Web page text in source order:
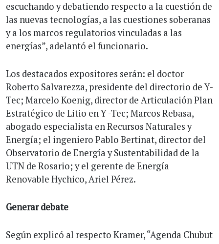
escuchando y debatiendo respecto a la cuestión de
las nuevas tecnologías, a las cuestiones soberanas
y a los marcos regulatorios vinculadas a las
energías”, adelantó el funcionario.
Los destacados expositores serán: el doctor
Roberto Salvarezza, presidente del directorio de Y-
Tec; Marcelo Koenig, director de Articulación Plan
Estratégico de Litio en Y -Tec; Marcos Rebasa,
abogado especialista en Recursos Naturales y
Energía; el ingeniero Pablo Bertinat, director del
Observatorio de Energía y Sustentabilidad de la
UTN de Rosario; y el gerente de Energía
Renovable Hychico, Ariel Pérez.
Generar debate
Según explicó al respecto Kramer, “Agenda Chubut